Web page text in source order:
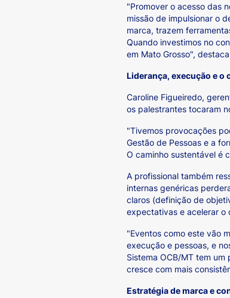
"Promover o acesso das
missão de impulsionar o
marca, trazem
Quando investimos no
em Mato Grosso",
Liderança, execução e o
Caroline Figueiredo,
os palestrantes tocaram
"Tivemos provocações
Gestão de Pessoas e a
O caminho sustentável é
A profissional também
internas genéricas
claros (definição de
expectativas e acelerar o
"Eventos como este vão
execução e pessoas, e
Sistema OCB/MT tem
cresce com mais
Estratégia de marca e